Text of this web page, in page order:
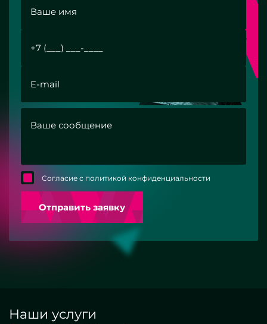
Согласие с политикой конфиденциальности
Отправить заявку
Наши услуги